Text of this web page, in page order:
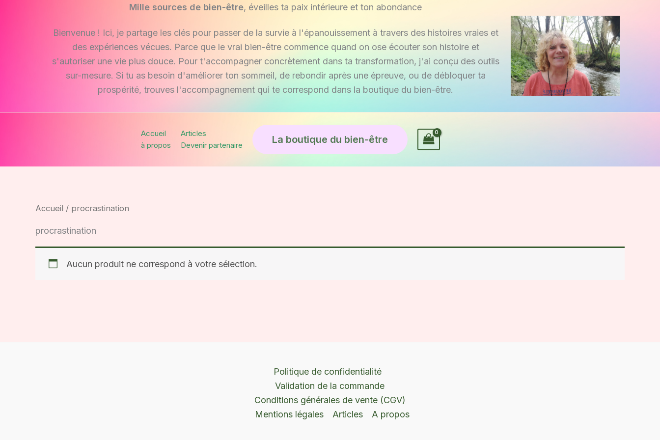
Mille sources de bien-être, éveilles ta paix intérieure et ton abondance
Bienvenue ! Ici, je partage les clés pour passer de la survie à l'épanouissement à travers des histoires vraies et
des expériences vécues. Parce que le vrai bien-être commence quand on ose écouter son histoire et
s'autoriser une vie plus douce. Pour t'accompagner concrètement dans ta transformation, j'ai conçu des outils
sur-mesure. Si tu as besoin d'améliorer ton sommeil, de rebondir après une épreuve, ou de débloquer ta
prospérité, trouves l'accompagnement qui te correspond dans la boutique du bien-être.
Accueil
à propos
Articles
Devenir partenaire
La boutique du bien-être
Accueil / procrastination
procrastination
Aucun produit ne correspond à votre sélection.
Politique de confidentialité
Validation de la commande
Conditions générales de vente (CGV)
Mentions légales
Articles A propos